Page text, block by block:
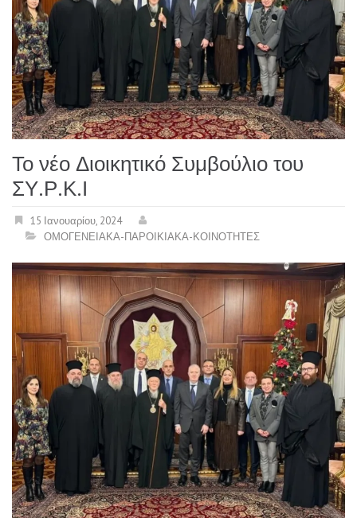
Το νέο Διοικητικό Συμβούλιο του
ΣΥ.Ρ.Κ.Ι
15 Ιανουαρίου, 2024
ΟΜΟΓΕΝΕΙΑΚΑ-ΠΑΡΟΙΚΙΑΚΑ-ΚΟΙΝΟΤΗΤΕΣ